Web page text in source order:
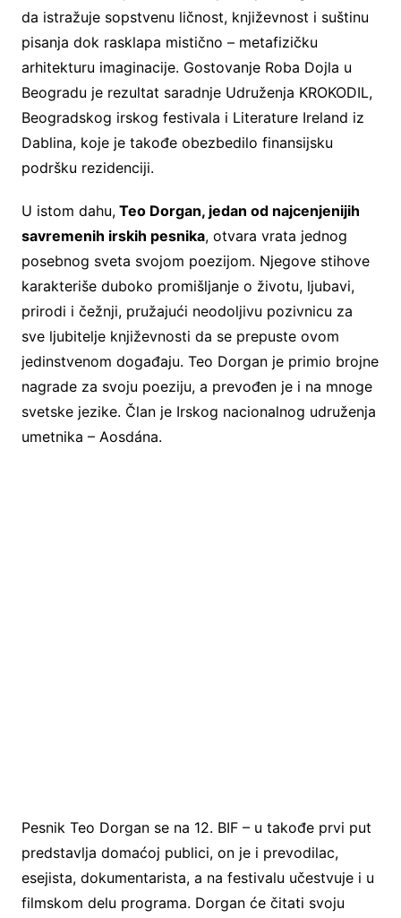
da istražuje sopstvenu ličnost, književnost i suštinu
pisanja dok rasklapa mistično – metafizičku
arhitekturu imaginacije. Gostovanje Roba Dojla u
Beogradu je rezultat saradnje Udruženja KROKODIL,
Beogradskog irskog festivala i Literature Ireland iz
Dablina, koje je takođe obezbedilo finansijsku
podršku rezidenciji.
U istom dahu,Teo Dorgan, jedan od najcenjenijih
savremenih irskih pesnika, otvara vrata jednog
posebnog sveta svojom poezijom. Njegove stihove
karakteriše duboko promišljanje o životu, ljubavi,
prirodi i čežnji, pružajući neodoljivu pozivnicu za
sve ljubitelje književnosti da se prepuste ovom
jedinstvenom događaju. Teo Dorgan je primio brojne
nagrade za svoju poeziju, a prevođen je i na mnoge
svetske jezike. Član je Irskog nacionalnog udruženja
umetnika – Aosdána.
Pesnik Teo Dorgan se na 12. BIF – u takođe prvi put
predstavlja domaćoj publici, on je i prevodilac,
esejista, dokumentarista, a na festivalu učestvuje i u
filmskom delu programa. Dorgan će čitati svoju